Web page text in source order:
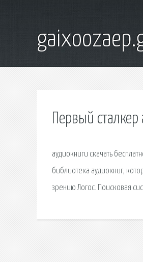
Первый
аудиокниги скачать
библиотека аудиокниг,
зрению Логос. Поисковая